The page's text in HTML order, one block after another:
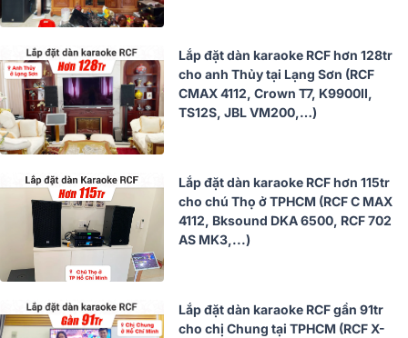
Lắp đặt dàn karaoke RCF hơn 128tr
cho anh Thủy tại Lạng Sơn (RCF
CMAX 4112, Crown T7, K9900II,
TS12S, JBL VM200,…)
Lắp đặt dàn karaoke RCF hơn 115tr
cho chú Thọ ở TPHCM (RCF C MAX
4112, Bksound DKA 6500, RCF 702
AS MK3,...)
Lắp đặt dàn karaoke RCF gần 91tr
cho chị Chung tại TPHCM (RCF X-